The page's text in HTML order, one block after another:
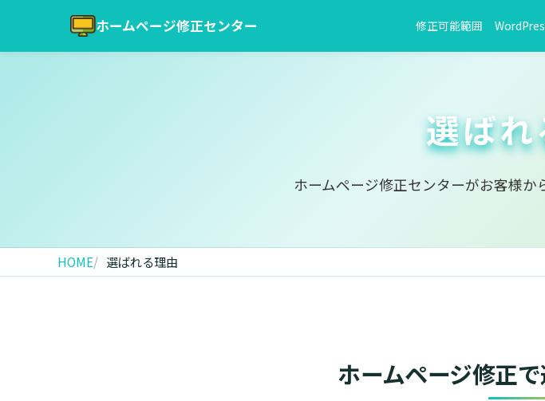
ホームページ修正センター 修正可能範囲
選ば
ホームページ修正センターがお客様か
HOME 選ばれる理由
ホームページ修正